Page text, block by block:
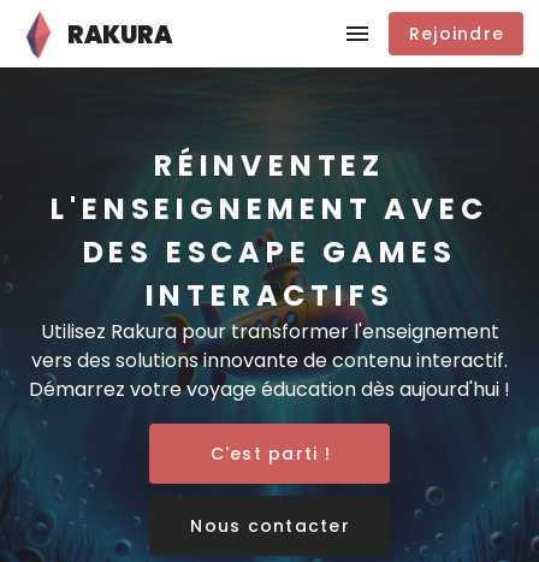
RAKURA Rejoindre
RÉINVENTEZ
L'ENSEIGNEMENT AVEC
DES ESCAPE GAMES
INTERACTIFS
Utilisez Rakura pour transformer l'enseignement
vers des solutions innovante de contenu interactif.
Démarrez votre voyage éducation dès aujourd'hui !
C'est parti !
Nous contacter